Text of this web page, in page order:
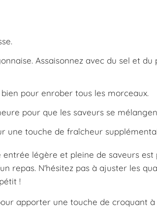
Assaisonnez avec du sel et du
pour enrober tous les morceaux.
pour que les saveurs se
une touche de fraîcheur
légère et pleine de saveurs est
repas. N'hésitez pas à ajuster les
!
apporter une touche de croquant à